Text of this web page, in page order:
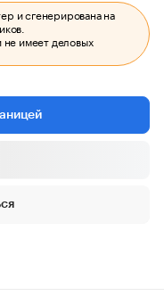
и сгенерирована на
не имеет деловых